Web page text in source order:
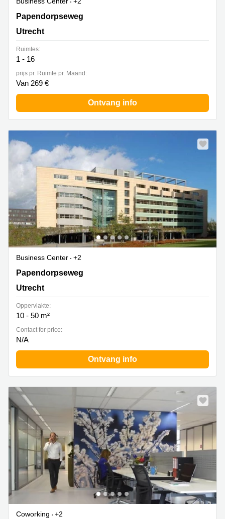
Papendorpseweg 95 & 97, Utrecht
Papendorpseweg
Utrecht
Ruimtes:
1 - 16
prijs pr. Ruimte pr. Maand:
Van 269 €
Ontvang info
Business Center
+2
Papendorpseweg 99, Utrecht
Papendorpseweg
Utrecht
Oppervlakte:
10 - 50 m²
Contact for price:
N/A
Ontvang info
Coworking
+2